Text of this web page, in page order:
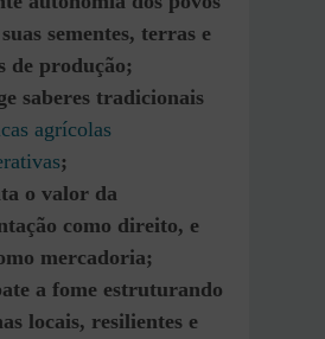
sementes, terras e
de produção;
saberes tradicionais
agrícolas
;
o valor da
como direito, e
mercadoria;
a fome estruturando
locais, resilientes e